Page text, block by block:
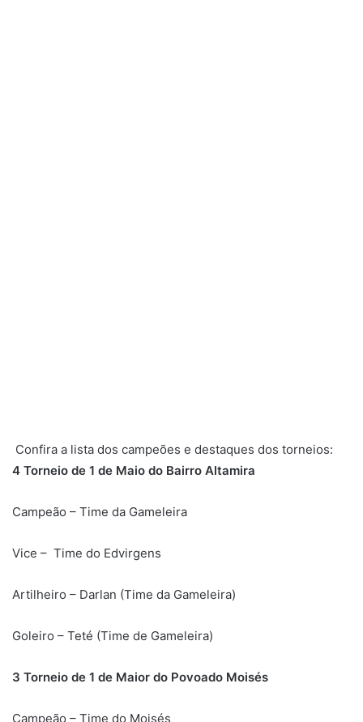
Confira a lista dos campeões e destaques dos torneios:
4 Torneio de 1 de Maio do Bairro Altamira
Campeão – Time da Gameleira
Vice – Time do Edvirgens
Artilheiro – Darlan (Time da Gameleira)
Goleiro – Teté (Time de Gameleira)
3 Torneio de 1 de Maior do Povoado Moisés
Campeão – Time do Moisés